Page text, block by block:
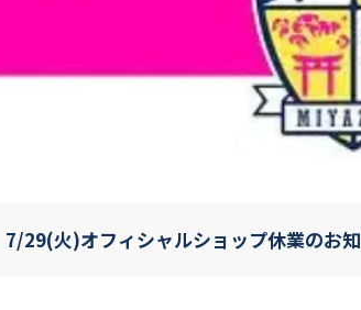
29(火)オフィシャルショップ休業のお